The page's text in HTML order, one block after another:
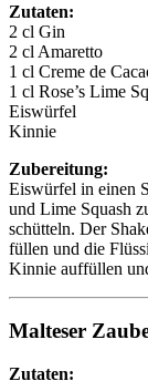
Zutaten:
2 cl Gin
2 cl Amaretto
1 cl Creme de
1 cl Rose’s Lime
Eiswürfel
Kinnie
Zubereitung:
Eiswürfel in einen
und Lime Squash
schütteln. Der
füllen und die
Kinnie auffüllen
Malteser
Zutaten: